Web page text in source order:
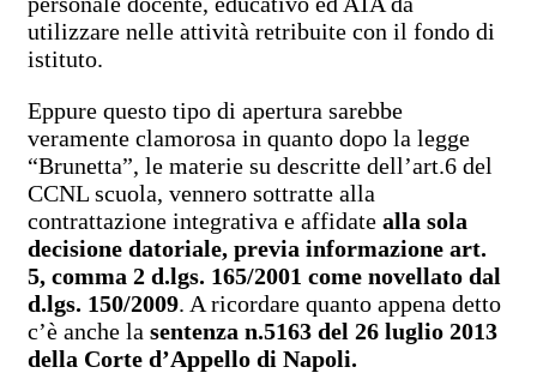
utilizzare nelle attività retribuite con il fondo di
istituto.
Eppure questo tipo di apertura sarebbe
veramente clamorosa in quanto dopo la legge
“Brunetta”, le materie su descritte dell’art.6 del
CCNL scuola, vennero sottratte alla
contrattazione integrativa e affidate alla sola
decisione datoriale, previa informazione art.
5, comma 2 d.lgs. 165/2001 come novellato dal
d.lgs. 150/2009. A ricordare quanto appena detto
c’è anche la sentenza n.5163 del 26 luglio 2013
della Corte d’Appello di Napoli.